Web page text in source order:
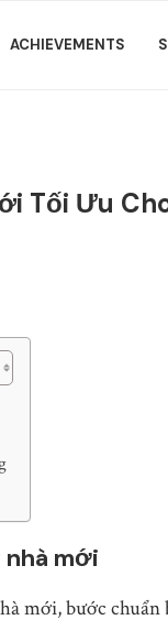
ACHIEVEMENTS
Tối Ưu
mới
mới, bước